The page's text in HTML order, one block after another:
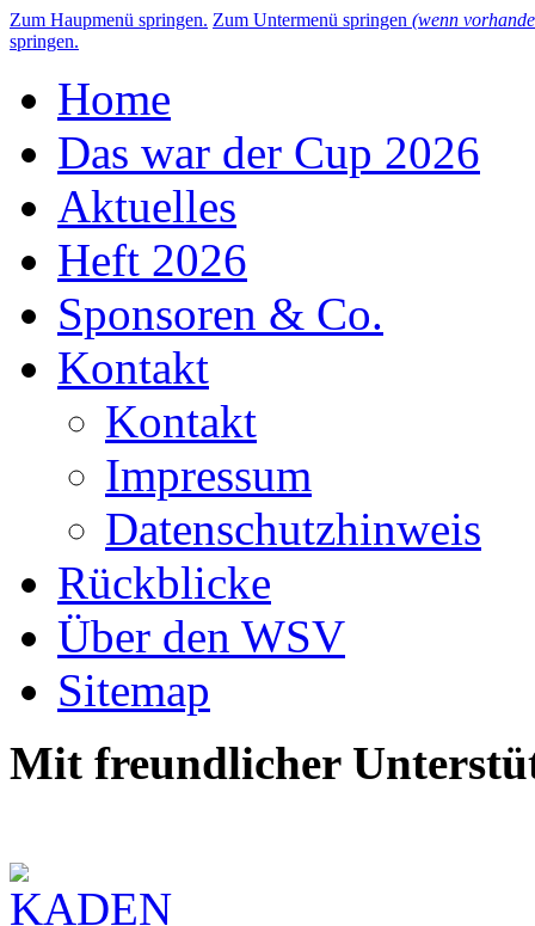
Zum Haupmenü springen. Zum Untermenü springen (wenn
springen.
Home
Das war der Cup 2026
Aktuelles
Heft 2026
Sponsoren & Co.
Kontakt
Kontakt
Impressum
Datenschutzhinweis
Rückblicke
Über den WSV
Sitemap
Mit freundlicher